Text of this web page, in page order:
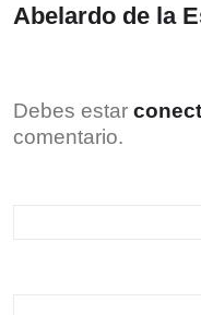
Abelardo de la
Debes estar
comentario.